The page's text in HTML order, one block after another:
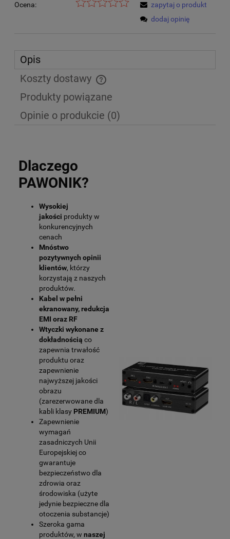
Ocena:
zapytaj o produkt
dodaj opinię
Opis
Koszty dostawy
Cena nie zawiera ewentualnych kosztów płatności
Produkty powiązane
Opinie o produkcie (0)
Dlaczego
PAWONIK?
Wysokiej
jakości produkty w
konkurencyjnych
cenach
Mnóstwo
pozytywnych opinii
klientów, którzy
korzystają z naszych
produktów.
Kabel w pełni
ekranowany, redukcja
EMI oraz RF
Wtyczki wykonane z
dokładnością co
zapewnia trwałość
produktu oraz
zapewnienie
najwyższej jakości
obrazu
(zarezerwowane dla
kabli klasy PREMIUM)
Zapewnienie
wymagań
zasadniczych Unii
Europejskiej co
gwarantuje
bezpieczeństwo dla
zdrowia oraz
środowiska (użyte
jedynie bezpieczne dla
otoczenia substancje)
Szeroka gama
produktów, w naszej